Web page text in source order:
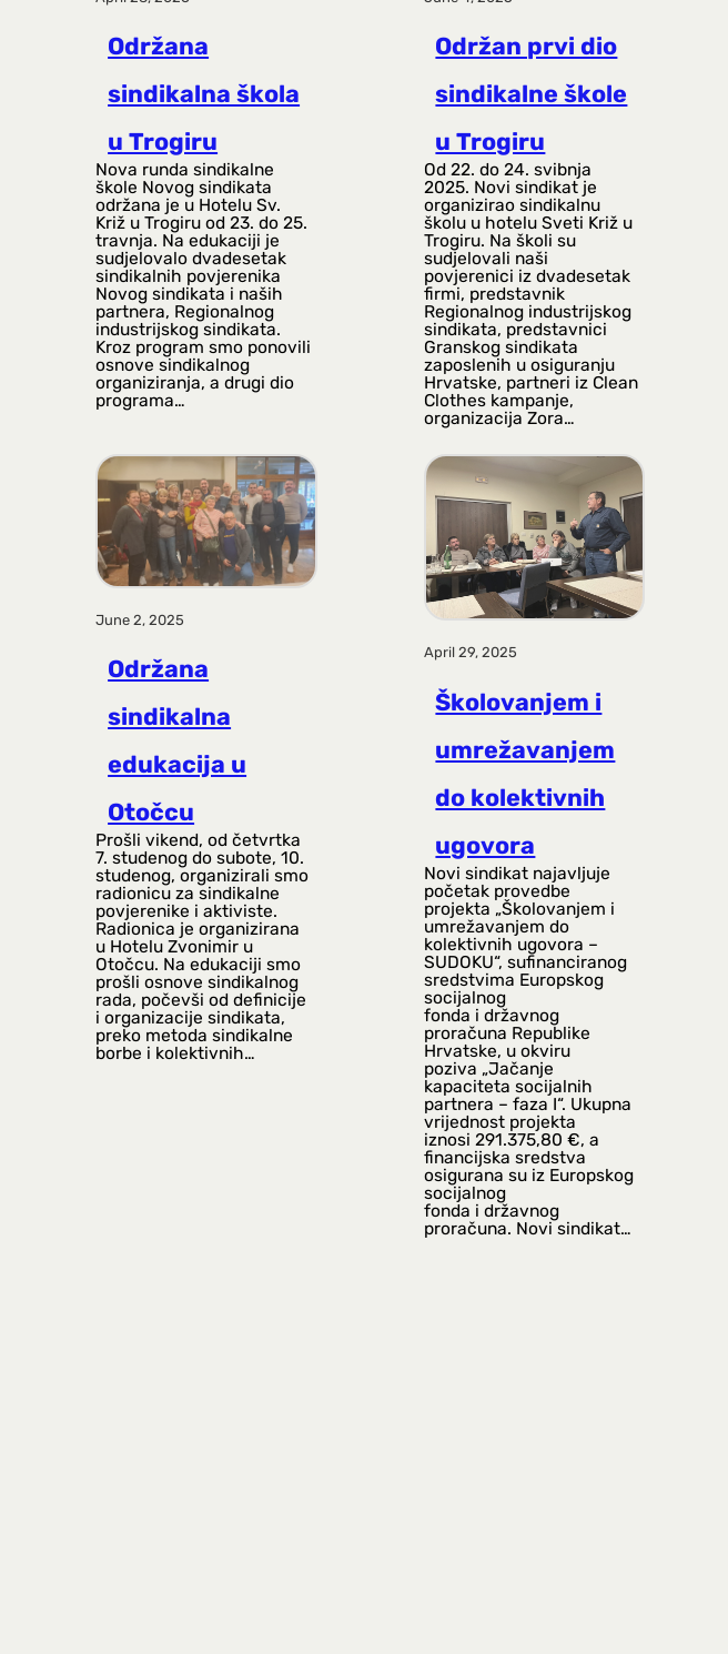
Održana
sindikalna škola
u Trogiru
Nova runda sindikalne
škole Novog sindikata
održana je u Hotelu Sv.
Križ u Trogiru od 23. do 25.
travnja. Na edukaciji je
sudjelovalo dvadesetak
sindikalnih povjerenika
Novog sindikata i naših
partnera, Regionalnog
industrijskog sindikata.
Kroz program smo ponovili
osnove sindikalnog
organiziranja, a drugi dio
programa…
Održan prvi dio
sindikalne škole
u Trogiru
Od 22. do 24. svibnja
2025. Novi sindikat je
organizirao sindikalnu
školu u hotelu Sveti Križ u
Trogiru. Na školi su
sudjelovali naši
povjerenici iz dvadesetak
firmi, predstavnik
Regionalnog industrijskog
sindikata, predstavnici
Granskog sindikata
zaposlenih u osiguranju
Hrvatske, partneri iz Clean
Clothes kampanje,
organizacija Zora…
June 2, 2025
Održana
sindikalna
edukacija u
Otočcu
Prošli vikend, od četvrtka
7. studenog do subote, 10.
studenog, organizirali smo
radionicu za sindikalne
povjerenike i aktiviste.
Radionica je organizirana
u Hotelu Zvonimir u
Otočcu. Na edukaciji smo
prošli osnove sindikalnog
rada, počevši od definicije
i organizacije sindikata,
preko metoda sindikalne
borbe i kolektivnih…
April 29, 2025
Školovanjem i
umrežavanjem
do kolektivnih
ugovora
Novi sindikat najavljuje
početak provedbe
projekta „Školovanjem i
umrežavanjem do
kolektivnih ugovora –
SUDOKU“, sufinanciranog
sredstvima Europskog
socijalnog
fonda i državnog
proračuna Republike
Hrvatske, u okviru
poziva „Jačanje
kapaciteta socijalnih
partnera – faza I“. Ukupna
vrijednost projekta
iznosi 291.375,80 €, a
financijska sredstva
osigurana su iz Europskog
socijalnog
fonda i državnog
proračuna. Novi sindikat…